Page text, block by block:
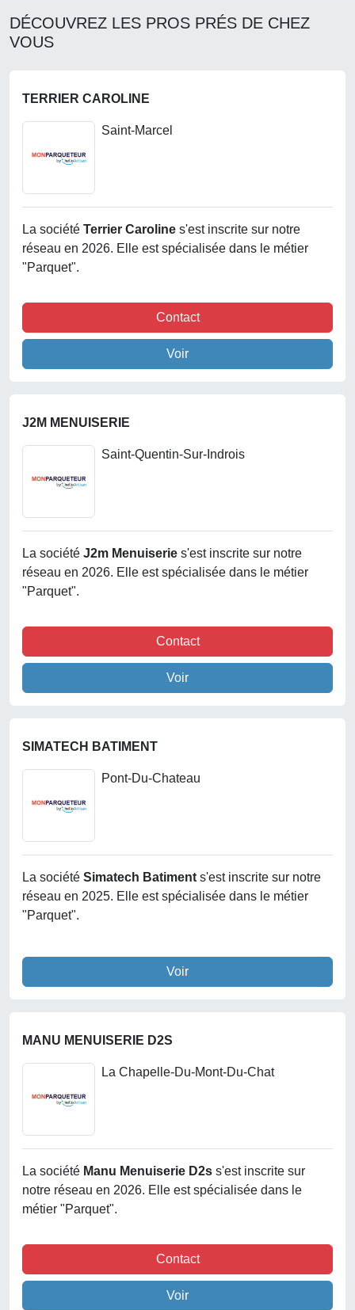
DÉCOUVREZ LES PROS PRÉS DE CHEZ
VOUS
TERRIER CAROLINE
Saint-Marcel
La société Terrier Caroline s'est inscrite sur notre
réseau en 2026. Elle est spécialisée dans le métier
"Parquet".
Contact
Voir
J2M MENUISERIE
Saint-Quentin-Sur-Indrois
La société J2m Menuiserie s'est inscrite sur notre
réseau en 2026. Elle est spécialisée dans le métier
"Parquet".
Contact
Voir
SIMATECH BATIMENT
Pont-Du-Chateau
La société Simatech Batiments'est inscrite sur notre
réseau en 2025. Elle est spécialisée dans le métier
"Parquet".
Voir
MANU MENUISERIE D2S
La Chapelle-Du-Mont-Du-Chat
La société Manu Menuiserie D2s s'est inscrite sur
notre réseau en 2026. Elle est spécialisée dans le
métier "Parquet".
Contact
Voir